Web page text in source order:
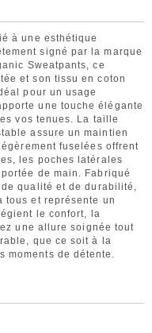
à une esthétique
signé par la marque
Sweatpants, ce
et son tissu en coton
pour un usage
une touche élégante
vos tenues. La taille
assure un maintien
fuselées offrent
les poches latérales
de main. Fabriqué
qualité et de durabilité,
tous et représente un
le confort, la
une allure soignée tout
que ce soit à la
moments de détente.